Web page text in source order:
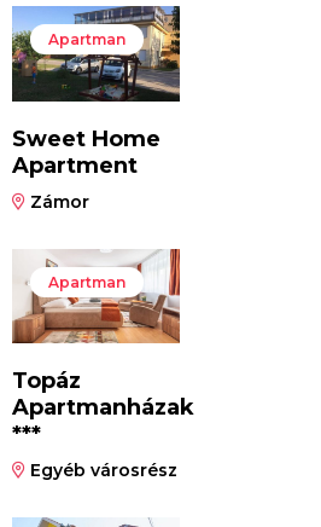
Apartman
Sweet Home
Apartment
Zámor
Apartman
Topáz
Apartmanházak
***
Egyéb városrész